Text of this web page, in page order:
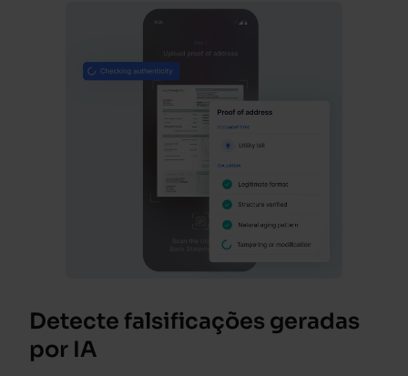
Detecte falsificações geradas
por IA